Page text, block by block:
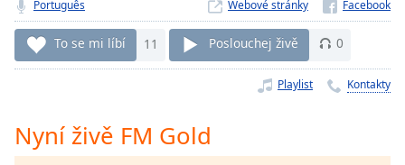
Remaining
Time-
Chapters
Português Webové stránky
To se mi líbí 11 Poslouchej živě 0
Playlist Kontakty
Nyní živě FM Gold